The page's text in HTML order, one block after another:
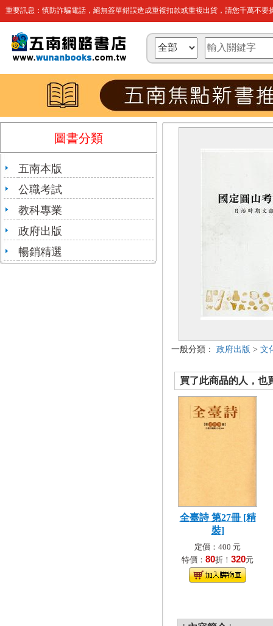
重要訊息：慎防詐騙電話，絕無簽單錯誤造成重複扣款或重複出貨，請您千萬不要
圖書分類
五南本版
公職考試
教科專業
政府出版
暢銷精選
一般分類： 政府出版 > 文
買了此商品的人，也
全臺詩 第27冊 [精
裝]
定價：400 元
特價： 80折！ 320元